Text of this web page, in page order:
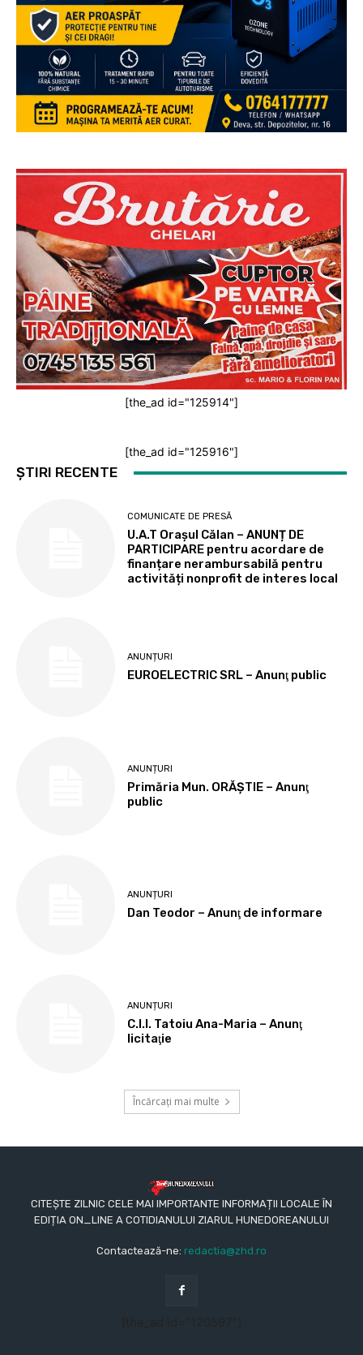
[the_ad id="125914"]
[the_ad id="125916"]
ȘTIRI RECENTE
COMUNICATE DE PRESĂ
U.A.T Orașul Călan – ANUNȚ DE
PARTICIPARE pentru acordare de
finanțare nerambursabilă pentru
activități nonprofit de interes local
ANUNȚURI
EUROELECTRIC SRL – Anunţ public
ANUNȚURI
Primăria Mun. ORĂȘTIE – Anunţ
public
ANUNȚURI
Dan Teodor – Anunţ de informare
ANUNȚURI
C.I.I. Tatoiu Ana-Maria – Anunţ
licitaţie
Încărcați mai multe
CITEȘTE ZILNIC CELE MAI IMPORTANTE INFORMAȚII LOCALE ÎN
EDIȚIA ON_LINE A COTIDIANULUI ZIARUL HUNEDOREANULUI
Contactează-ne: redactia@zhd.ro